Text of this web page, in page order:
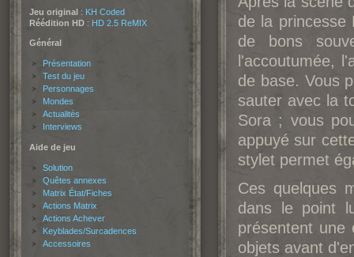
Jeu original : KH Coded
Réédition HD : HD 2.5 ReMIX
Général
Présentation
Test du jeu
Personnages
Mondes
Actualités
Interviews
Aide de jeu
Solution
Quêtes annexes
Matrix État/Fiches
Actions Matrix
Actions Achever
Keyblades/Surcadences
Accessoires
de la princesse
de bons
l'accoutumée,
de base. Vous
sauter avec la
Sora ; vous
appuyé sur
stylet permet
Ces quelques
dans le point
présentent une
objets avant